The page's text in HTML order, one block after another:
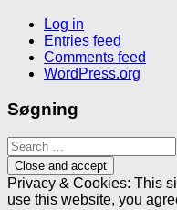
Log in
Entries feed
Comments feed
WordPress.org
Søgning
Search
for:
Privacy & Cookies: This
use this website, you